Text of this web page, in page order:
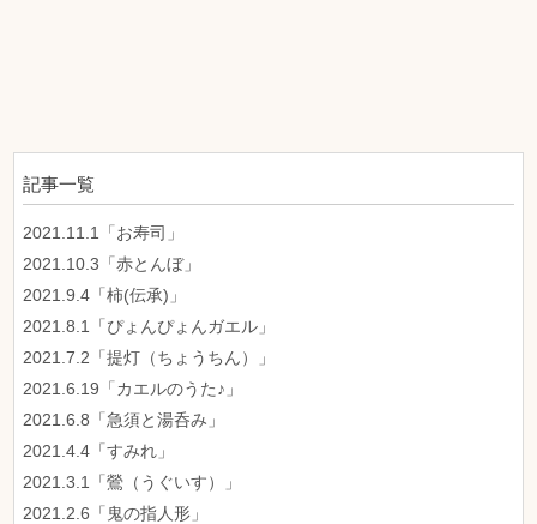
記事一覧
2021.11.1「お寿司」
2021.10.3「赤とんぼ」
2021.9.4「柿(伝承)」
2021.8.1「ぴょんぴょんガエル」
2021.7.2「提灯（ちょうちん）」
2021.6.19「カエルのうた♪」
2021.6.8「急須と湯呑み」
2021.4.4「すみれ」
2021.3.1「鶯（うぐいす）」
2021.2.6「鬼の指人形」